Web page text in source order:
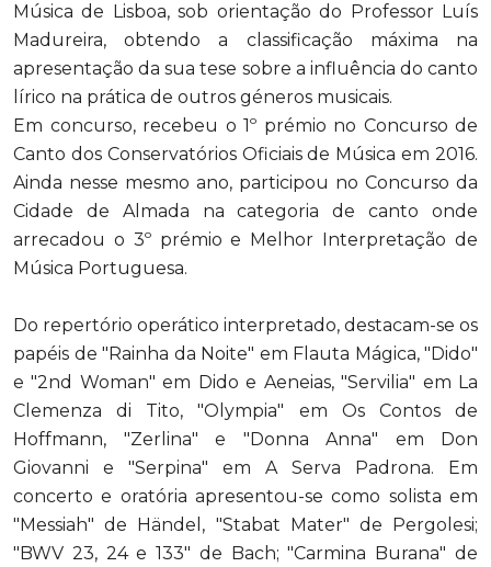
Música de Lisboa, sob orientação do Professor Luís
Madureira, obtendo a classificação máxima na
apresentação da sua tese sobre a influência do canto
lírico na prática de outros géneros musicais.
Em concurso, recebeu o 1º prémio no Concurso de
Canto dos Conservatórios Oficiais de Música em 2016.
Ainda nesse mesmo ano, participou no Concurso da
Cidade de Almada na categoria de canto onde
arrecadou o 3º prémio e Melhor Interpretação de
Música Portuguesa.
Do repertório operático interpretado, destacam-se os
papéis de "Rainha da Noite" em Flauta Mágica, "Dido"
e "2nd Woman" em Dido e Aeneias, "Servilia" em La
Clemenza di Tito, "Olympia" em Os Contos de
Hoffmann, "Zerlina" e "Donna Anna" em Don
Giovanni e "Serpina" em A Serva Padrona. Em
concerto e oratória apresentou-se como solista em
"Messiah" de Händel, "Stabat Mater" de Pergolesi;
"BWV 23, 24 e 133" de Bach; "Carmina Burana" de